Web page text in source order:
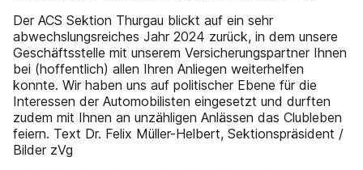
Der ACS Sektion Thurgau blickt auf ein sehr
abwechslungsreiches Jahr 2024 zurück, in dem unsere
Geschäftsstelle mit unserem Versicherungspartner Ihnen
bei (hoffentlich) allen Ihren Anliegen weiterhelfen
konnte. Wir haben uns auf politischer Ebene für die
Interessen der Automobilisten eingesetzt und durften
zudem mit Ihnen an unzähligen Anlässen das Clubleben
feiern. Text Dr. Felix Müller-Helbert, Sektionspräsident /
Bilder zVg